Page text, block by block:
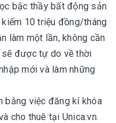
bậc thầy bất động sản
10 triệu đồng/tháng
làm một lần, không cần
sẽ được tự do về thời
mới và làm những
bằng việc đăng kí khóa
cho thuê tại Unica.vn.